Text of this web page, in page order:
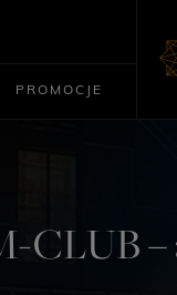
PROMOCJE
CLUB –